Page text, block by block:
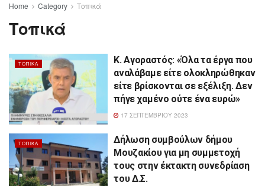
Home Category Τοπικά
Τοπικά
ΤΟΠΙΚΆ
Κ. Αγοραστός: «Όλα τα έργα που
αναλάβαμε είτε ολοκληρώθηκαν
είτε βρίσκονται σε εξέλιξη. Δεν
πήγε χαμένο ούτε ένα ευρώ»
17 ΣΕΠΤΕΜΒΡΊΟΥ 2023
ΤΟΠΙΚΆ
Δήλωση συμβούλων δήμου
Μουζακίου για μη συμμετοχή
τους στην έκτακτη συνεδρίαση
του Δ.Σ.